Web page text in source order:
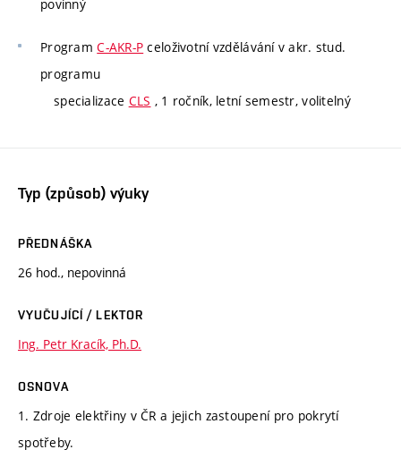
povinný
ProgramC-AKR-P celoživotní vzdělávání v akr. stud.
programu
specializace CLS , 1 ročník, letní semestr, volitelný
Typ (způsob) výuky
PŘEDNÁŠKA
26 hod., nepovinná
VYUČUJÍCÍ / LEKTOR
Ing. Petr Kracík, Ph.D.
OSNOVA
1. Zdroje elektřiny v ČR a jejich zastoupení pro pokrytí
spotřeby.